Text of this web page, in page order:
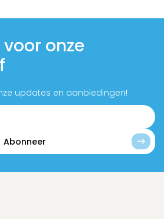
onze
updates en aanbiedingen!
Abonneer